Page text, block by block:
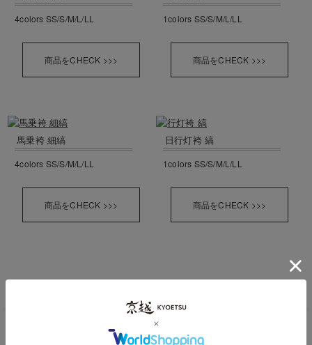
4colors SS/S/M/L/LL
商品をCHECK >>>
1colors SS/S/M/L/LL
商品をCHECK >>>
馬乗袴 細縞
4colors SS/S/M/L/LL
商品をCHECK >>>
日行灯袴 縞
1colors SS/S/M/L/LL
商品をCHECK >>>
メンズ浴衣・甚平
花火大会や夏祭りに。通気性が良く、涼しく過ごせるデザインが